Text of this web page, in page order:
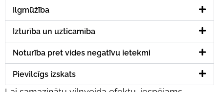
Ilgmūžība
Izturība un uzticamība
Noturība pret vides negatīvu ietekmi
Pievilcīgs izskats